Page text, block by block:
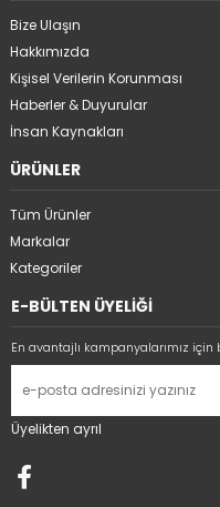
Bize Ulaşın
Hakkımızda
Kişisel Verilerin Korunması
Haberler & Duyurular
İnsan Kaynakları
ÜRÜNLER
Tüm Ürünler
Markalar
Kategoriler
E-BÜLTEN ÜYELİĞİ
En avantajlı kampanyalarımız
Üyelikten ayrıl